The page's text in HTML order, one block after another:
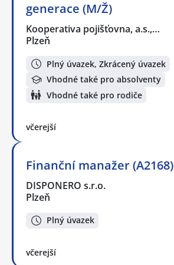
generace (M/Ž)
Kooperativa pojišťovna, a.s.,…
Plzeň
Plný úvazek, Zkrácený úvazek
Vhodné také pro absolventy
Vhodné také pro rodiče
včerejší
Finanční manažer (A2168)
DISPONERO s.r.o.
Plzeň
Plný úvazek
včerejší